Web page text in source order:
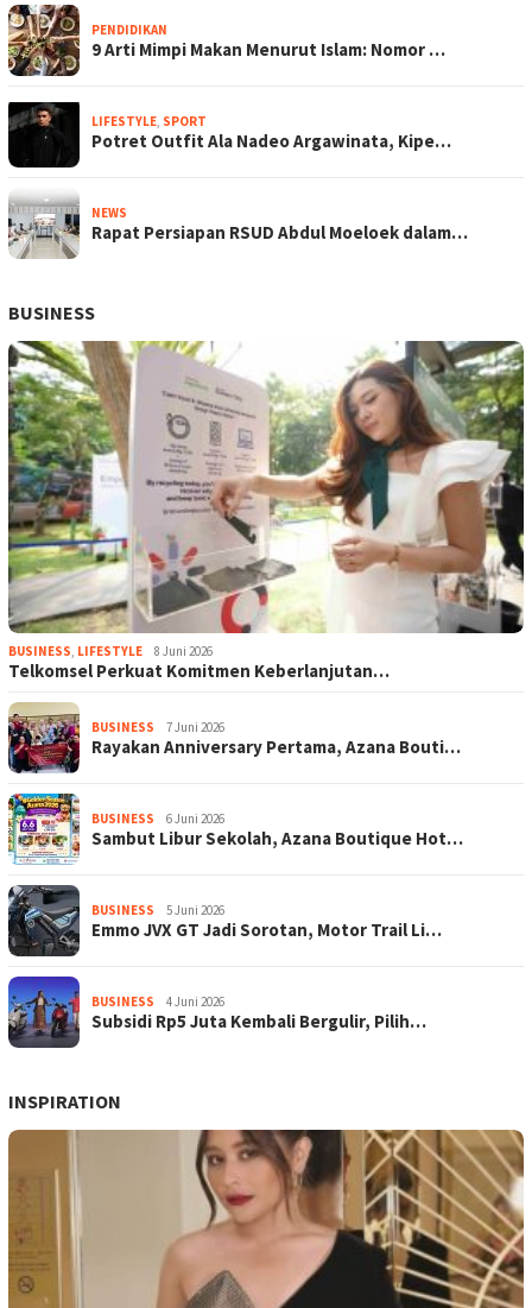
PENDIDIKAN
9 Arti Mimpi Makan Menurut Islam: Nomor …
LIFESTYLE, SPORT
Potret Outfit Ala Nadeo Argawinata, Kipe…
NEWS
Rapat Persiapan RSUD Abdul Moeloek dalam…
BUSINESS
BUSINESS, LIFESTYLE 8 Juni 2026
Telkomsel Perkuat Komitmen Keberlanjutan…
BUSINESS 7 Juni 2026
Rayakan Anniversary Pertama, Azana Bouti…
BUSINESS 6 Juni 2026
Sambut Libur Sekolah, Azana Boutique Hot…
BUSINESS 5 Juni 2026
Emmo JVX GT Jadi Sorotan, Motor Trail Li…
BUSINESS 4 Juni 2026
Subsidi Rp5 Juta Kembali Bergulir, Pilih…
INSPIRATION